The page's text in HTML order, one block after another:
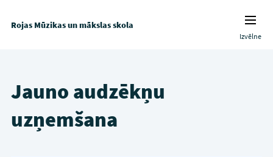
Rojas Mūzikas un mākslas skola
Izvēlne
Jauno audzēkņu
uzņemšana